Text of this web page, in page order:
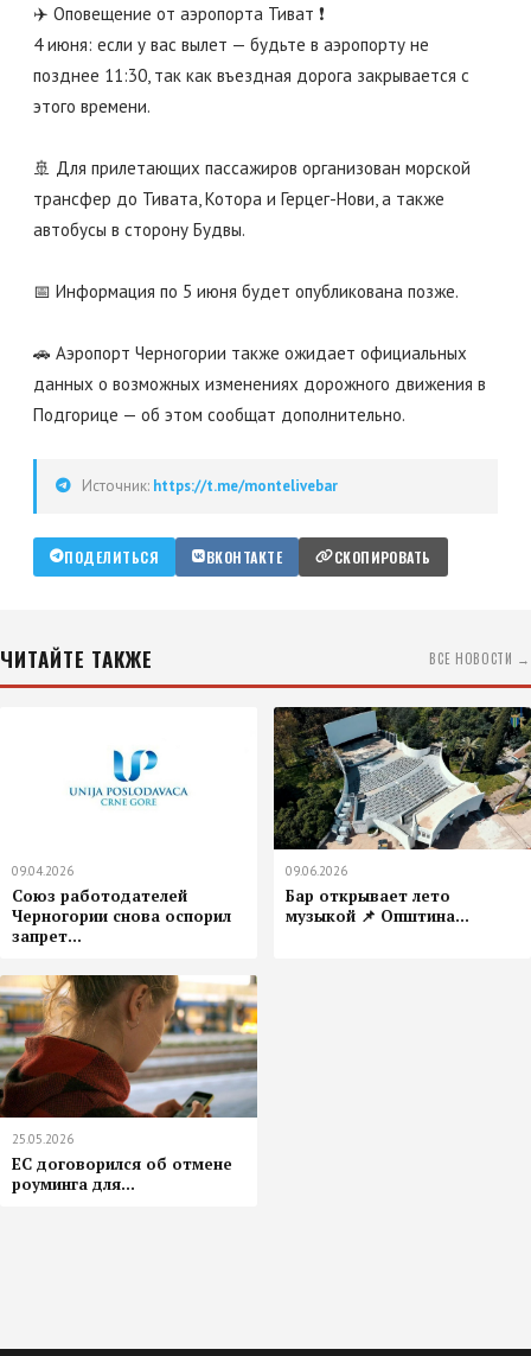
✈️ Оповещение от аэропорта Тиват ❗️
4 июня: если у вас вылет — будьте в аэропорту не
позднее 11:30, так как въездная дорога закрывается с
этого времени.
🚢 Для прилетающих пассажиров организован морской
трансфер до Тивата, Котора и Герцег-Нови, а также
автобусы в сторону Будвы.
📅 Информация по 5 июня будет опубликована позже.
🚗 Аэропорт Черногории также ожидает официальных
данных о возможных изменениях дорожного движения в
Подгорице — об этом сообщат дополнительно.
Источник: https://t.me/montelivebar
ПОДЕЛИТЬСЯ ВКОНТАКТЕ СКОПИРОВАТЬ
ЧИТАЙТЕ ТАКЖЕ ВСЕ НОВОСТИ →
09.04.2026
Союз работодателей
Черногории снова оспорил
запрет...
09.06.2026
Бар открывает лето
музыкой 📌 Општина...
25.05.2026
ЕС договорился об отмене
роуминга для...